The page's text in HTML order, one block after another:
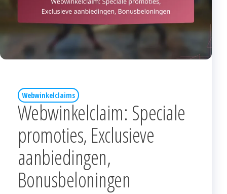
Webwinkelclaims
Webwinkelclaim: Speciale
promoties, Exclusieve
aanbiedingen,
Bonusbeloningen